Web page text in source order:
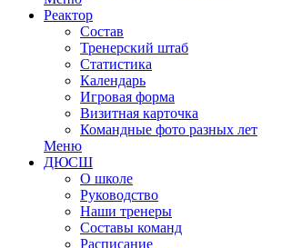
Реактор
Состав
Тренерский штаб
Статистика
Календарь
Игровая форма
Визитная карточка
Командные фото разных лет
Меню
ДЮСШ
О школе
Руководство
Наши тренеры
Составы команд
Расписание